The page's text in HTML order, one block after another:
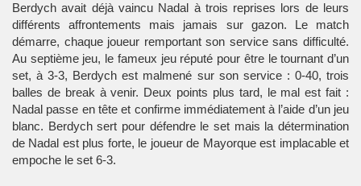
Berdych avait déjà vaincu Nadal à trois reprises lors de leurs
différents affrontements mais jamais sur gazon. Le match
démarre, chaque joueur remportant son service sans difficulté.
Au septième jeu, le fameux jeu réputé pour être le tournant d’un
set, à 3-3, Berdych est malmené sur son service : 0-40, trois
balles de break à venir. Deux points plus tard, le mal est fait :
Nadal passe en tête et confirme immédiatement à l’aide d’un jeu
blanc. Berdych sert pour défendre le set mais la détermination
de Nadal est plus forte, le joueur de Mayorque est implacable et
empoche le set 6-3.